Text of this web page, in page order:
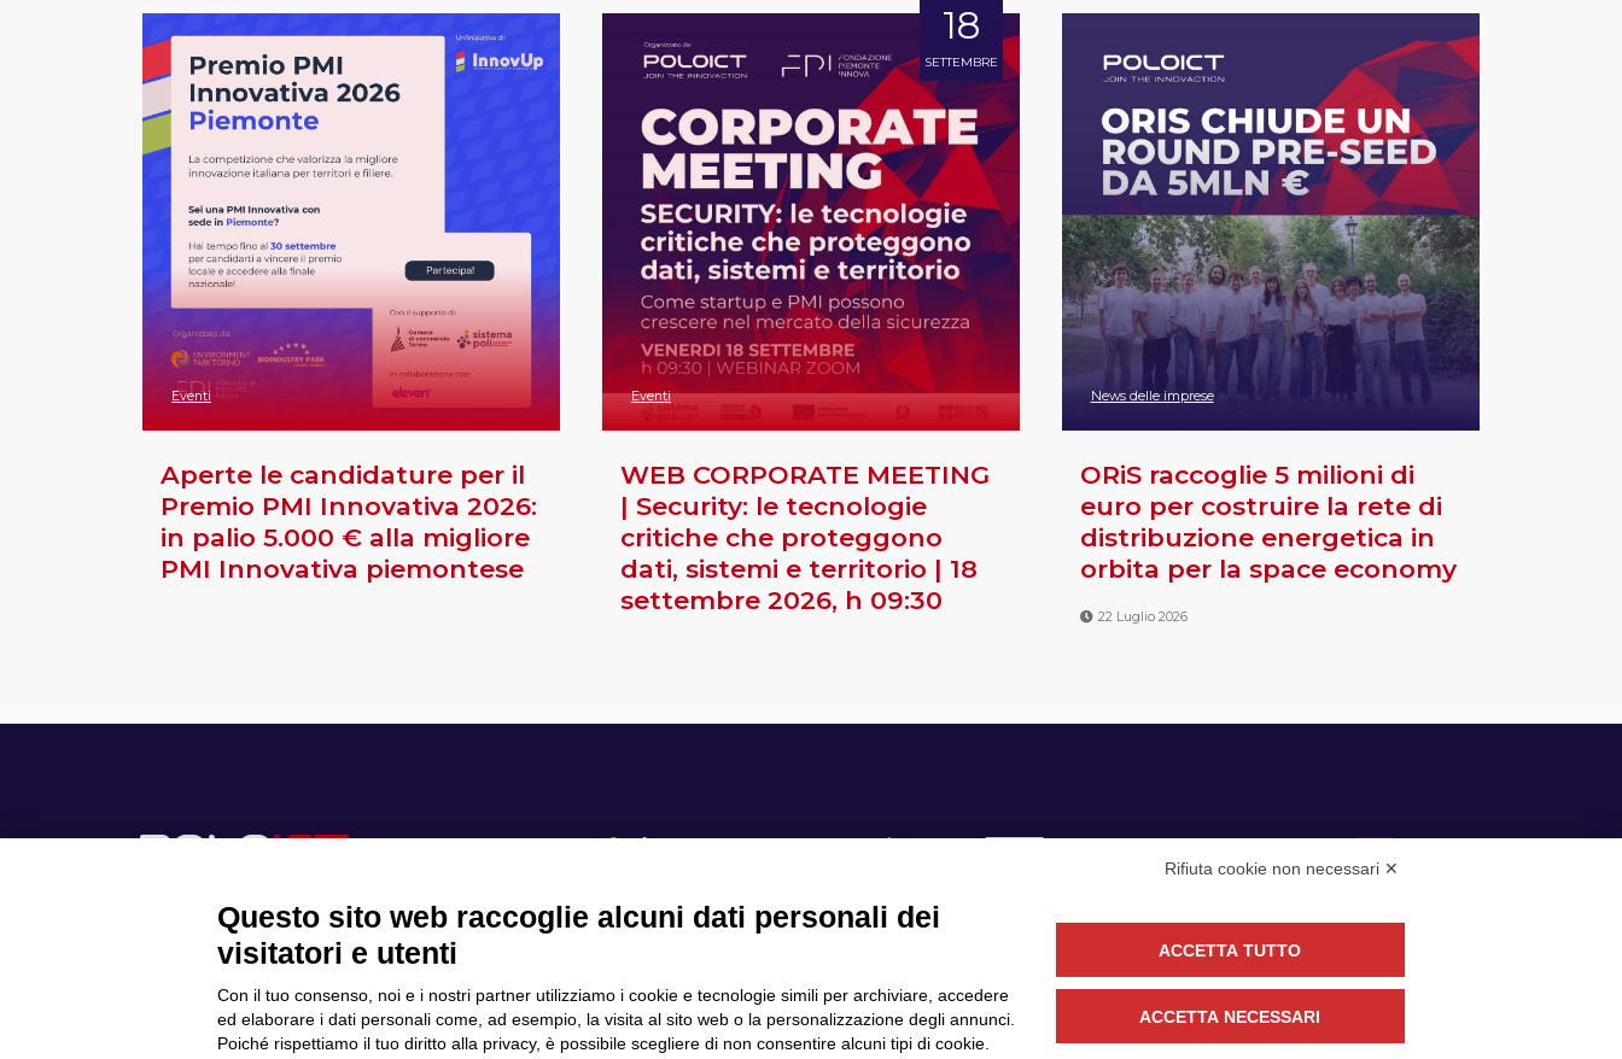
Eventi
Aperte le candidature per il
Premio PMI Innovativa 2026:
in palio 5.000 € alla migliore
PMI Innovativa piemontese
18
SETTEMBRE
Eventi
WEB CORPORATE MEETING
| Security: le tecnologie
critiche che proteggono
dati, sistemi e territorio | 18
settembre 2026, h 09:30
News delle imprese
ORiS raccoglie 5 milioni di
euro per costruire la rete di
distribuzione energetica in
orbita per la space economy
22 Luglio 2026
Privacy Policy
Cookie Policy
Scopri il Polo Servizi
Community
Progetti
Partner
Finanziamenti e bandi
Seguici
CONTATTACI
Rifiuta cookie non necessari ✕
Questo sito web raccoglie alcuni dati personali dei
visitatori e utenti
Con il tuo consenso, noi e i nostri partner utilizziamo i cookie e tecnologie simili per archiviare, accedere
ed elaborare i dati personali come, ad esempio, la visita al sito web o la personalizzazione degli annunci.
Poiché rispettiamo il tuo diritto alla privacy, è possibile scegliere di non consentire alcuni tipi di cookie.
ACCETTA TUTTO
ACCETTA NECESSARI